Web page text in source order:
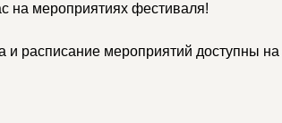
на мероприятиях фестиваля!
и расписание мероприятий доступны